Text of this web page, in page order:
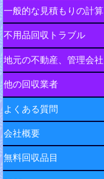
一般的な見積もりの計算
不用品回収トラブル
地元の不動産、管理会社
他の回収業者
よくある質問
会社概要
無料回収品目